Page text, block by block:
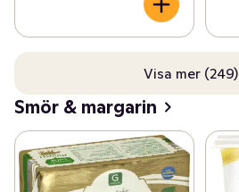
Visa mer (249)
Smör & margarin